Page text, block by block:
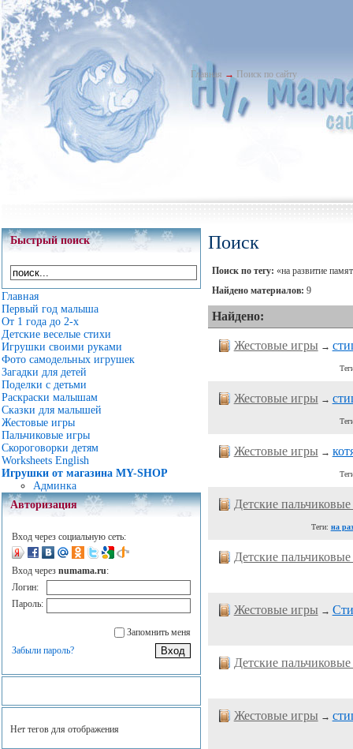
Главная → Поиск по сайту
Быстрый поиск
Главная
Первый год малыша
От 1 года до 2-х
Детские веселые стихи
Игрушки своими руками
Фото самодельных игрушек
Загадки для детей
Поделки с детьми
Раскраски малышам
Сказки для малышей
Жестовые игры
Пальчиковые игры
Скороговорки детям
Worksheets English
Игрушки от магазина MY-SHOP
Админка
Авторизация
Вход через социальную сеть:
Вход через numama.ru:
Логин:
Пароль:
Запомнить меня
Забыли пароль?
Нет тегов для отображения
Поиск
Поиск по тегу: «на развитие
Найдено материалов: 9
Найдено:
Жестовые игры →
Жестовые игры →
Жестовые игры →
Детские
Теги: на
Детские
Жестовые игры →
Детские
Жестовые игры →